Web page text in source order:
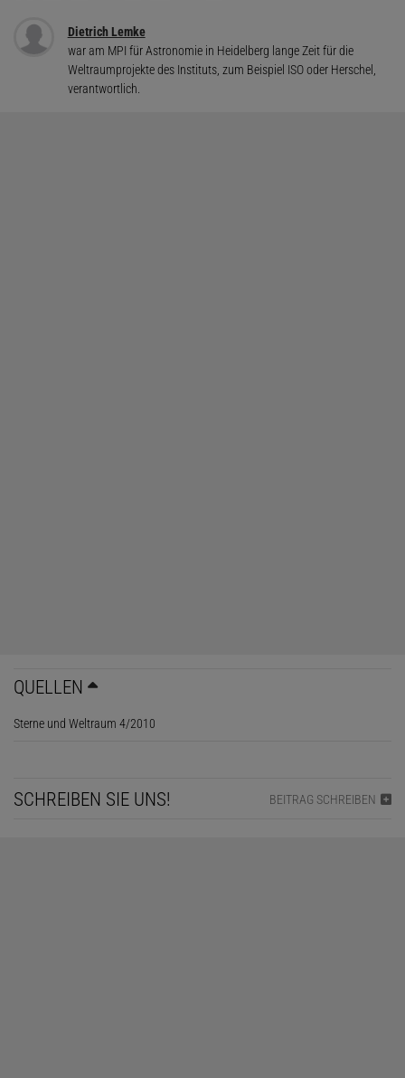
Dietrich Lemke
war am MPI für Astronomie in Heidelberg lange Zeit für die
Weltraumprojekte des Instituts, zum Beispiel ISO oder Herschel,
verantwortlich.
QUELLEN
Sterne und Weltraum 4/2010
SCHREIBEN SIE UNS! BEITRAG SCHREIBEN